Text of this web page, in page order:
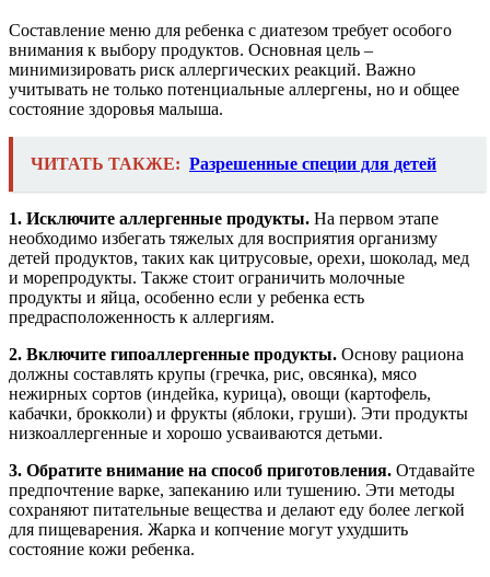
Составление меню для ребенка с диатезом требует особого
внимания к выбору продуктов. Основная цель –
минимизировать риск аллергических реакций. Важно
учитывать не только потенциальные аллергены, но и общее
состояние здоровья малыша.
ЧИТАТЬ ТАКЖЕ: Разрешенные специи для детей
1. Исключите аллергенные продукты. На первом этапе
необходимо избегать тяжелых для восприятия организму
детей продуктов, таких как цитрусовые, орехи, шоколад, мед
и морепродукты. Также стоит ограничить молочные
продукты и яйца, особенно если у ребенка есть
предрасположенность к аллергиям.
2. Включите гипоаллергенные продукты. Основу рациона
должны составлять крупы (гречка, рис, овсянка), мясо
нежирных сортов (индейка, курица), овощи (картофель,
кабачки, брокколи) и фрукты (яблоки, груши). Эти продукты
низкоаллергенные и хорошо усваиваются детьми.
3. Обратите внимание на способ приготовления. Отдавайте
предпочтение варке, запеканию или тушению. Эти методы
сохраняют питательные вещества и делают еду более легкой
для пищеварения. Жарка и копчение могут ухудшить
состояние кожи ребенка.